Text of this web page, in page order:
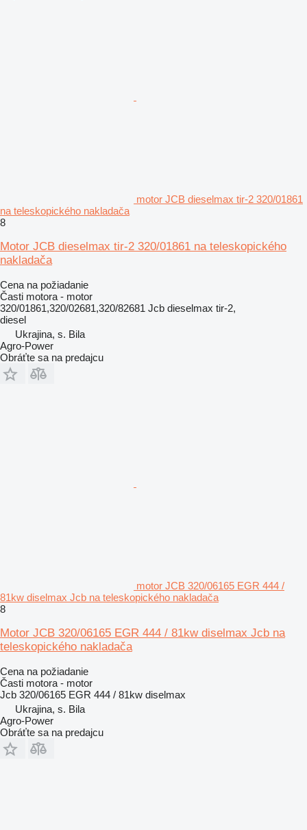
motor JCB dieselmax tir-2 320/01861
na teleskopického nakladača
8
Motor JCB dieselmax tir-2 320/01861 na teleskopického
nakladača
Cena na požiadanie
Časti motora - motor
320/01861,320/02681,320/82681 Jcb dieselmax tir-2,
diesel
Ukrajina, s. Bila
Agro-Power
Obráťte sa na predajcu
motor JCB 320/06165 EGR 444 /
81kw diselmax Jcb na teleskopického nakladača
8
Motor JCB 320/06165 EGR 444 / 81kw diselmax Jcb na
teleskopického nakladača
Cena na požiadanie
Časti motora - motor
Jcb 320/06165 EGR 444 / 81kw diselmax
Ukrajina, s. Bila
Agro-Power
Obráťte sa na predajcu